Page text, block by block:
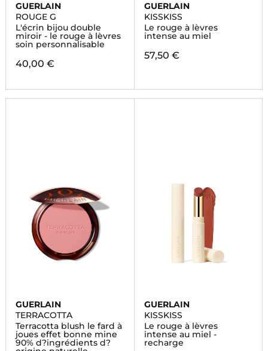
GUERLAIN
ROUGE G
L'écrin bijou double
miroir - le rouge à lèvres
soin personnalisable
40,00 €
GUERLAIN
KISSKISS
Le rouge à lèvres
intense au miel
57,50 €
GUERLAIN
TERRACOTTA
Terracotta blush le fard à
joues effet bonne mine
90% d?ingrédients d?
GUERLAIN
KISSKISS
Le rouge à lèvres
intense au miel -
recharge